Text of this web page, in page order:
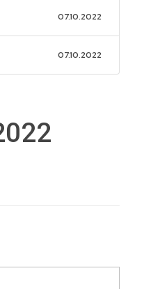
07.10.2022
07.10.2022